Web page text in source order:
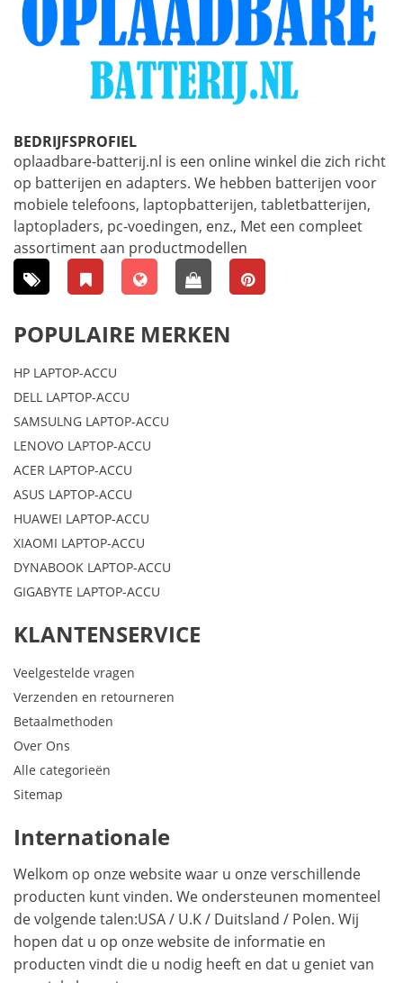
BEDRIJFSPROFIEL
oplaadbare-batterij.nl is een online winkel die zich richt
op batterijen en adapters. We hebben batterijen voor
mobiele telefoons, laptopbatterijen, tabletbatterijen,
laptopladers, pc-voedingen, enz., Met een compleet
assortiment aan productmodellen
POPULAIRE MERKEN
HP LAPTOP-ACCU
DELL LAPTOP-ACCU
SAMSULNG LAPTOP-ACCU
LENOVO LAPTOP-ACCU
ACER LAPTOP-ACCU
ASUS LAPTOP-ACCU
HUAWEI LAPTOP-ACCU
XIAOMI LAPTOP-ACCU
DYNABOOK LAPTOP-ACCU
GIGABYTE LAPTOP-ACCU
KLANTENSERVICE
Veelgestelde vragen
Verzenden en retourneren
Betaalmethoden
Over Ons
Alle categorieën
Sitemap
Internationale
Welkom op onze website waar u onze verschillende
producten kunt vinden. We ondersteunen momenteel
de volgende talen:USA/ U.K/ Duitsland / Polen. Wij
hopen dat u op onze website de informatie en
producten vindt die u nodig heeft en dat u geniet van